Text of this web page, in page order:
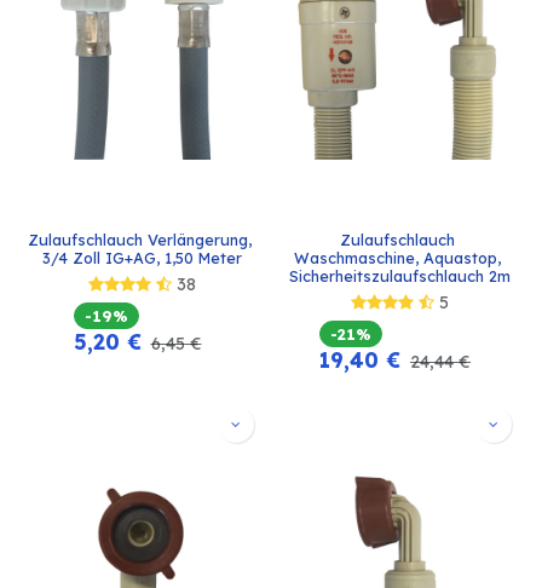
Zulaufschlauch Verlängerung,
3/4 Zoll IG+AG, 1,50 Meter
38
-19%
5,20 € 6,45€
Zulaufschlauch
Waschmaschine, Aquastop,
Sicherheitszulaufschlauch 2m
5
-21%
19,40 € 24,44€